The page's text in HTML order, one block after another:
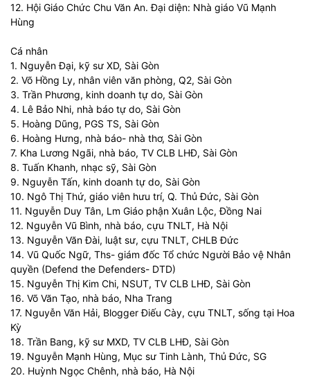
12. Hội Giáo Chức Chu Văn An. Đại diện: Nhà giáo Vũ Mạnh
Hùng
Cá nhân
1. Nguyễn Đại, kỹ sư XD, Sài Gòn
2. Võ Hồng Ly, nhân viên văn phòng, Q2, Sài Gòn
3. Trần Phương, kinh doanh tự do, Sài Gòn
4. Lê Bảo Nhi, nhà báo tự do, Sài Gòn
5. Hoàng Dũng, PGS TS, Sài Gòn
6. Hoàng Hưng, nhà báo- nhà thơ, Sài Gòn
7. Kha Lương Ngãi, nhà báo, TV CLB LHĐ, Sài Gòn
8. Tuấn Khanh, nhạc sỹ, Sài Gòn
9. Nguyễn Tấn, kinh doanh tự do, Sài Gòn
10. Ngô Thị Thứ, giáo viên hưu trí, Q. Thủ Đức, Sài Gòn
11. Nguyễn Duy Tân, Lm Giáo phận Xuân Lộc, Đồng Nai
12. Nguyễn Vũ Bình, nhà báo, cựu TNLT, Hà Nội
13. Nguyễn Văn Đài, luật sư, cựu TNLT, CHLB Đức
14. Vũ Quốc Ngữ, Ths- giám đốc Tổ chức Người Bảo vệ Nhân
quyền (Defend the Defenders- DTD)
15. Nguyễn Thị Kim Chi, NSUT, TV CLB LHĐ, Sài Gòn
16. Võ Văn Tạo, nhà báo, Nha Trang
17. Nguyễn Văn Hải, Blogger Điếu Cày, cựu TNLT, sống tại Hoa
Kỳ
18. Trần Bang, kỹ sư MXD, TV CLB LHĐ, Sài Gòn
19. Nguyễn Mạnh Hùng, Mục sư Tinh Lành, Thủ Đức, SG
20. Huỳnh Ngọc Chênh, nhà báo, Hà Nội